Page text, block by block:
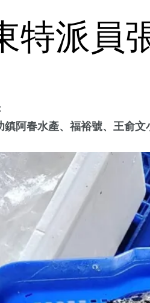
特派員
鎮阿春水產、福裕號、王俞